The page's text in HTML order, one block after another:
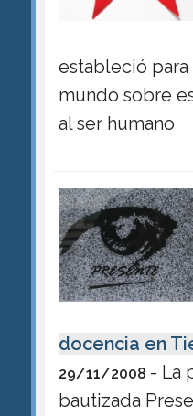
estableció
mundo sobre
al ser humano
docencia en
29/11/2008 - La
bautizada